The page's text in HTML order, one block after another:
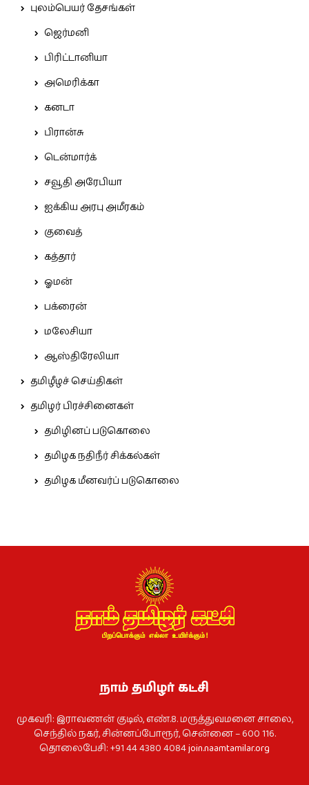
புலம்பெயர் தேசங்கள்
ஜெர்மனி
பிரிட்டானியா
அமெரிக்கா
கனடா
பிரான்சு
டென்மார்க்
சவூதி அரேபியா
ஐக்கிய அரபு அமீரகம்
குவைத்
கத்தார்
ஓமன்
பக்ரைன்
மலேசியா
ஆஸ்திரேலியா
தமிழீழச் செய்திகள்
தமிழர் பிரச்சினைகள்
தமிழினப் படுகொலை
தமிழக நதிநீர் சிக்கல்கள்
தமிழக மீனவர்ப் படுகொலை
நாம் தமிழர் கட்சி
முகவரி: இராவணன் குடில், எண்.8. மருத்துவமனை சாலை,
செந்தில் நகர், சின்னப்போரூர், சென்னை – 600 116.
தொலைபேசி: +91 44 4380 4084join.naamtamilar.org